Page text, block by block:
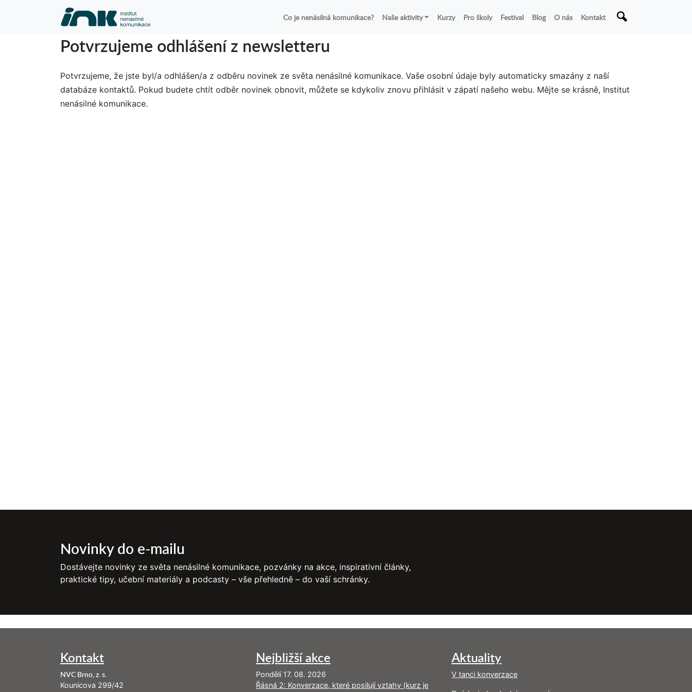
Co je nenásilná komunikace? Naše aktivity Kurzy Pro školy Festival Blog O nás Kontakt
Potvrzujeme odhlášení z newsletteru
Potvrzujeme, že jste byl/a odhlášen/a z odběru novinek ze světa nenásilné komunikace. Vaše osobní údaje byly automaticky smazány z naší
databáze kontaktů. Pokud budete chtít odběr novinek obnovit, můžete se kdykoliv znovu přihlásit v zápatí našeho webu. Mějte se krásně, Institut
nenásilné komunikace.
Novinky do e-mailu
Dostávejte novinky ze světa nenásilné komunikace, pozvánky na akce, inspirativní články,
praktické tipy, učební materiály a podcasty – vše přehledně – do vaší schránky.
Kontakt
NVC Brno, z. s.
Kounicova 299/42
Nejbližší akce
Pondělí 17. 08. 2026
Řásná 2: Konverzace, které posilují vztahy (kurz je
Aktuality
V tanci konverzace